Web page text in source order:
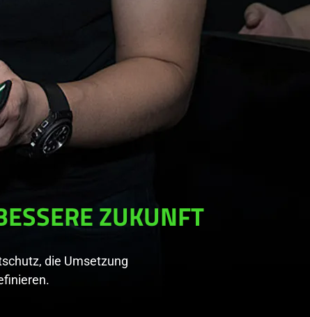
ZUKUNFT
die Umsetzung